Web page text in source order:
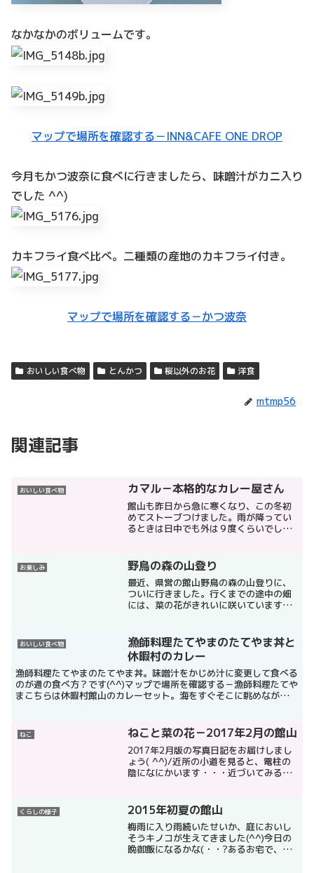
なかなかのボリュームです。
マップで場所を確認する－INN&CAFE ONE DROP
今月もかつ波奈に食べに行きましたら、味噌汁がカニ入り
でした ^^)
カキフライ食べ比べ。二種類の産地のカキフライ付き。
マップで場所を確認する－かつ波奈
おいしい食べ物 とんかつ 桜以外のお花 洋食
mtmp56
関連記事
おいしい食べ物 カマル－本格的なカレー屋さん
館山も昨日から急に寒くなり、この冬初
めてストーブつけました。雨が降ってい
るときは日中でも外は９度くらいでし
ある、カマルというカレー専門店に行っ
てきました(^.^)今回も...
お楽しみ 野鳥の森の山登り
最近、県営の館山野鳥の森の山登りに、
ついに行きました。行くまでの途中の畑
には、菜の花がきれいに咲いています。
砂浦方面がよく見える。山登りの様子を
今回もビデオに撮ってユーチ...
おいしい食べ物
漁師料理たてやまのたてやま丼と
休暇村のカレー
漁師料理たてやまのたてやま丼。味噌汁をかじめ汁に変更して食べる
のが通の食べ方？です(^^)マップで場所を確認する－漁師料理たてや
まこちらは休暇村館山のカレーセット。海をすぐそこに眺めながら食
ねこ ねこと菜の花－2017年2月の館山
2017年2月版の写真日記をお届けしまし
ょう( ^^)/近所の小道を見ると、電柱の
陰になにかいます・・・近づいてみる
に近づくと行ってしまいました・・・
「ち!人間がきたか...
くらしの様子 2015年初夏の館山
梅雨に入り雨続いたせいか、庭においし
そうキノコが生えてきました(^^)今日の
晩御飯になるかな(・・?あるお宅で、今